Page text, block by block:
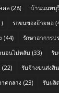
คล(28) บ้านนนทบุ
รถขนของย้ายหอ
(44) รักษาอาการป
นอนไม่หลับ (33) รั
(22) รับจ้างขนส่งสิ
คกลาง (23) รับผลิ